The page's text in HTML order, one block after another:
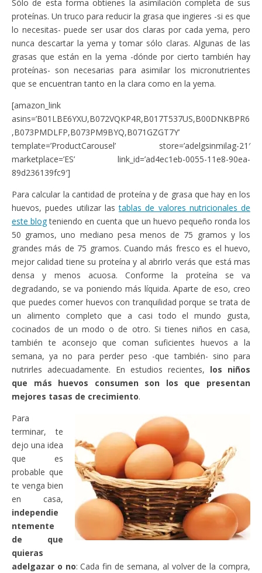
Sólo de esta forma obtienes la asimilación completa de sus
proteínas. Un truco para reducir la grasa que ingieres -si es que
lo necesitas- puede ser usar dos claras por cada yema, pero
nunca descartar la yema y tomar sólo claras. Algunas de las
grasas que están en la yema -dónde por cierto también hay
proteínas- son necesarias para asimilar los micronutrientes
que se encuentran tanto en la clara como en la yema.
[amazon_link
asins=’B01LBE6YXU,B072VQKP4R,B017T537US,B00DNKBPR6
,B073PMDLFP,B073PM9BYQ,B071GZGT7Y’
template=’ProductCarousel’ store=’adelgsinmilag-21′
marketplace=’ES’ link_id=’ad4ec1eb-0055-11e8-90ea-
89d236139fc9′]
Para calcular la cantidad de proteína y de grasa que hay en los
huevos, puedes utilizar lastablas de valores nutricionales de
este blogteniendo en cuenta que un huevo pequeño ronda los
50 gramos, uno mediano pesa menos de 75 gramos y los
grandes más de 75 gramos. Cuando más fresco es el huevo,
mejor calidad tiene su proteína y al abrirlo verás que está mas
densa y menos acuosa. Conforme la proteína se va
degradando, se va poniendo más líquida. Aparte de eso, creo
que puedes comer huevos con tranquilidad porque se trata de
un alimento completo que a casi todo el mundo gusta,
cocinados de un modo o de otro. Si tienes niños en casa,
también te aconsejo que coman suficientes huevos a la
semana, ya no para perder peso -que también- sino para
nutrirles adecuadamente. En estudios recientes, los niños
que más huevos consumen son los que presentan
mejores tasas de crecimiento.
Para
terminar, te
dejo una idea
que es
probable que
te venga bien
en casa,
independie
ntemente
de que
quieras
adelgazar o no: Cada fin de semana, al volver de la compra,